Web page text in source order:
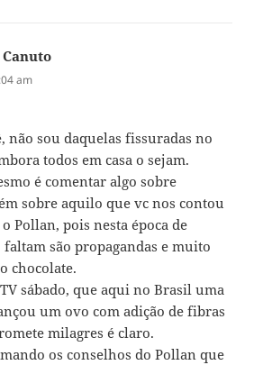
am
não sou daquelas fissuradas no
todos em casa o sejam.
é comentar algo sobre
sobre aquilo que vc nos contou
Pollan, pois nesta época de
faltam são propagandas e muito
chocolate.
sábado, que aqui no Brasil uma
um ovo com adição de fibras
milagres é claro.
os conselhos do Pollan que